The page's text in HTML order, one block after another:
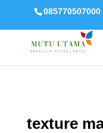
085770507000
texture